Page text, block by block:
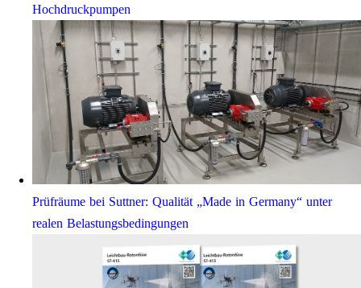
Hochdruckpumpen
Prüfräume bei Suttner: Qualität „Made in Germany“ unter
realen Belastungsbedingungen